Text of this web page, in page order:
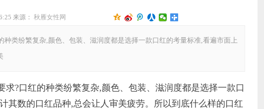
来源： 秋雁女性网
种类纷繁复杂,颜色、包装、滋润度都是选择一款口红的考量标准,看遍市面上
?口红的种类纷繁复杂,颜色、包装、滋润度都是选择一款口
其数的口红品种,总会让人审美疲劳。所以到底什么样的口红